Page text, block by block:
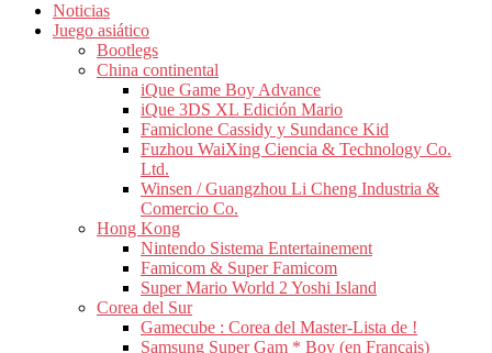
Noticias
Juego asiático
Bootlegs
China continental
iQue Game Boy Advance
iQue 3DS XL Edición Mario
Famiclone Cassidy y Sundance Kid
Fuzhou WaiXing Ciencia & Technology Co.
Ltd.
Winsen / Guangzhou Li Cheng Industria &
Comercio Co.
Hong Kong
Nintendo Sistema Entertainement
Famicom & Super Famicom
Super Mario World 2 Yoshi Island
Corea del Sur
Gamecube : Corea del Master-Lista de !
Samsung Super Gam * Boy (en Français)